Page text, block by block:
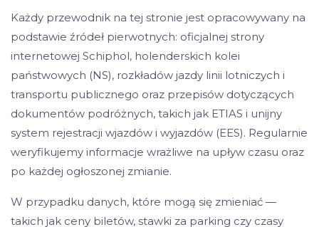
Każdy przewodnik na tej stronie jest opracowywany na
podstawie źródeł pierwotnych: oficjalnej strony
internetowej Schiphol, holenderskich kolei
państwowych (NS), rozkładów jazdy linii lotniczych i
transportu publicznego oraz przepisów dotyczących
dokumentów podróżnych, takich jak ETIAS i unijny
system rejestracji wjazdów i wyjazdów (EES). Regularnie
weryfikujemy informacje wrażliwe na upływ czasu oraz
po każdej ogłoszonej zmianie.
W przypadku danych, które mogą się zmieniać —
takich jak ceny biletów, stawki za parking czy czasy